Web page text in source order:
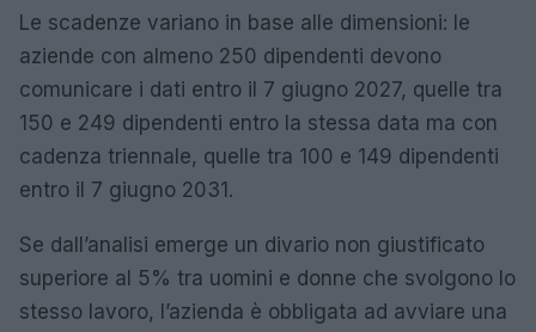
Le scadenze variano in base alle dimensioni: le
aziende con almeno 250 dipendenti devono
comunicare i dati entro il 7 giugno 2027, quelle tra
150 e 249 dipendenti entro la stessa data ma con
cadenza triennale, quelle tra 100 e 149 dipendenti
entro il 7 giugno 2031.
Se dall’analisi emerge un divario non giustificato
superiore al 5% tra uomini e donne che svolgono lo
stesso lavoro, l’azienda è obbligata ad avviare una